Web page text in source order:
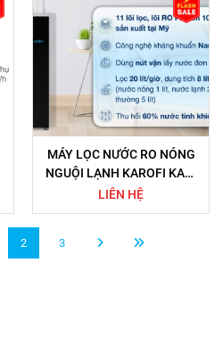
MÁY LỌC NƯỚC RO NÓNG
NGUỘI LẠNH KAROFI KAD-
X68 11 LÕI
LIÊN HỆ
2 3